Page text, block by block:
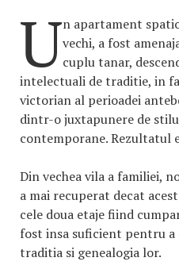
Un apartament
vechi, a fost
cuplu tanar,
intelectuali de traditie, in
victorian al perioadei
dintr-o juxtapunere de
contemporane. Rezultatul
Din vechea vila a familiei,
a mai recuperat decat
cele doua etaje fiind
fost insa suficient pentru a
traditia si genealogia lor.